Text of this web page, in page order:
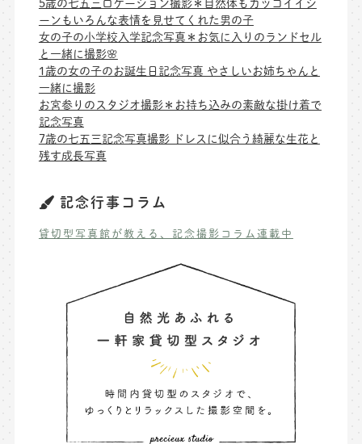
ーンもいろんな表情を見せてくれた男の子
女の子の小学校入学記念写真＊お気に入りのランドセル
と一緒に撮影🌸
1歳の女の子のお誕生日記念写真 やさしいお姉ちゃんと
一緒に撮影
お宮参りのスタジオ撮影＊お持ち込みの素敵な掛け着で
記念写真
7歳の七五三記念写真撮影 ドレスに似合う綺麗な生花と
残す成長写真
記念行事コラム
貸切型写真館が教える、記念撮影コラム連載中